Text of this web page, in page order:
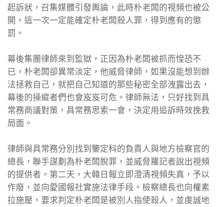
起訴狀，召集媒體引發輿論，此時朴老闆的視頻也被公
開，這一次一定能確定朴老闆殺人罪，得到應有的懲
罰。
幕後集團律師來到監獄，正因為朴老闆被抓而惶恐不
已，朴老闆卻異常淡定，他威脅律師，如果沒能想到辦
法拯救自己，就把自己知道的那些秘密全部洩露出去，
幕後的操縱者們也會岌岌可危。律師無法，只好找到具
常務商議對策，具常務思索一會，決定用追訴時效挽救
局面。
律師與具常務分別找到鑒定科的負責人與地方檢察官的
總長，聯手謀劃為朴老闆脫罪，並威脅羅記者說出視頻
的提供者。第二天，大韓日報立即澄清視頻失真，予以
作廢，並向愛國報社實施法律手段。檢察總長也向權素
拉施壓，要求判定朴老闆是被別人指使殺人，並虔誠地